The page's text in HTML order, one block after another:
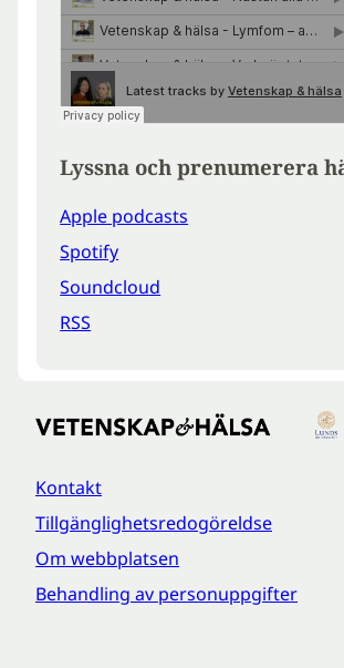
Lyssna och prenumerera
Apple podcasts
Spotify
Soundcloud
RSS
Kontakt
Tillgänglighetsredogöreldse
Om webbplatsen
Behandling av personuppgifter